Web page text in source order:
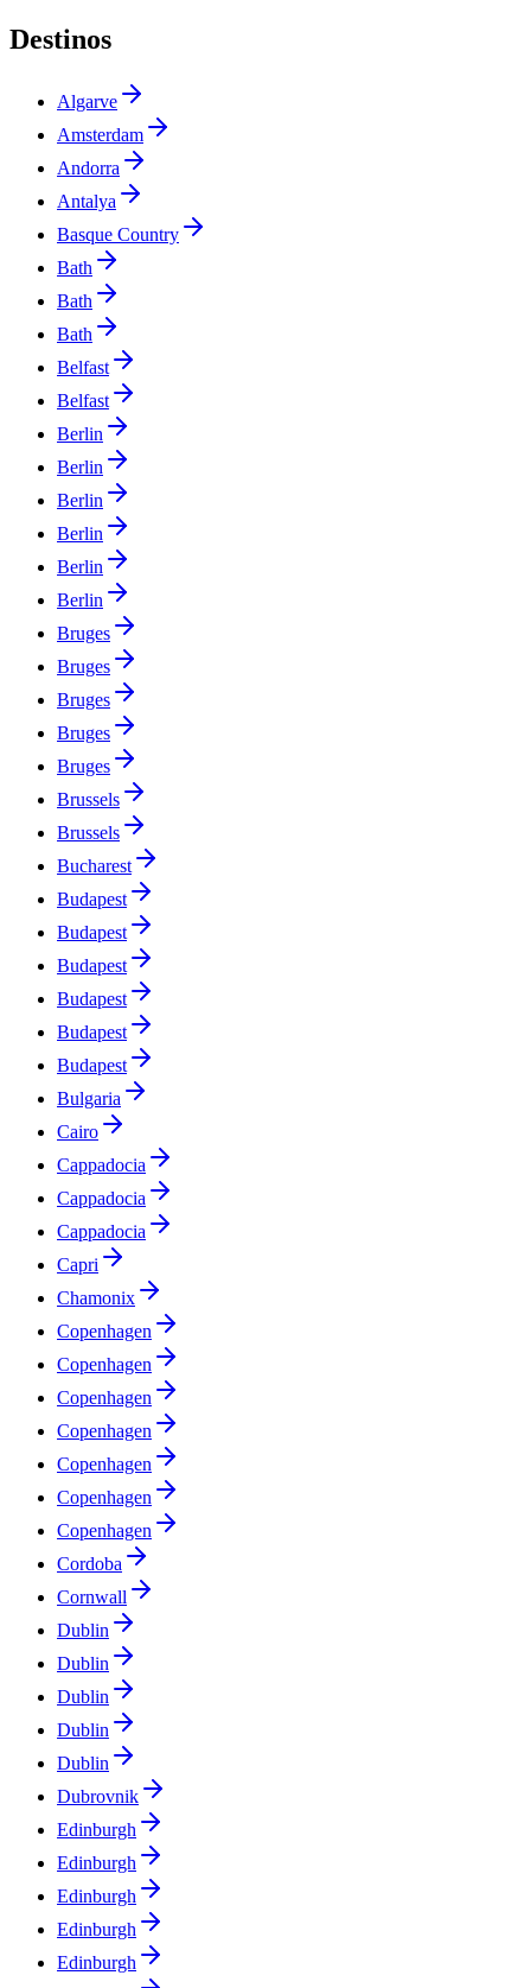
Destinos
Algarve
Amsterdam
Andorra
Antalya
Basque Country
Bath
Bath
Bath
Belfast
Belfast
Berlin
Berlin
Berlin
Berlin
Berlin
Berlin
Bruges
Bruges
Bruges
Bruges
Bruges
Brussels
Brussels
Bucharest
Budapest
Budapest
Budapest
Budapest
Budapest
Budapest
Bulgaria
Cairo
Cappadocia
Cappadocia
Cappadocia
Capri
Chamonix
Copenhagen
Copenhagen
Copenhagen
Copenhagen
Copenhagen
Copenhagen
Copenhagen
Cordoba
Cornwall
Dublin
Dublin
Dublin
Dublin
Dublin
Dubrovnik
Edinburgh
Edinburgh
Edinburgh
Edinburgh
Edinburgh